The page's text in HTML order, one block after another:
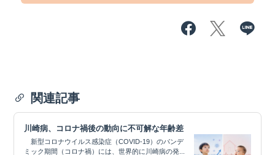
関連記事
川崎病、コロナ禍後の動向に不可解な年齢差
新型コロナウイルス感染症（COVID-19）のパンデ
ミック期間（コロナ禍）には、世界的に川崎病の発...